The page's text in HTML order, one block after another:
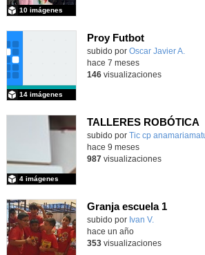
10 imágenes
Proy Futbot
Contenido educativo.
subido por Oscar Javier A.
14 imágenes
hace 7 meses
146visualizaciones
TALLERES ROBÓTICA
Contenido educativo.
subido por Tic cp
4 imágenes
hace 9 meses
987visualizaciones
Granja escuela 1
Contenido educativo.
subido por Ivan V.
hace un año
353visualizaciones